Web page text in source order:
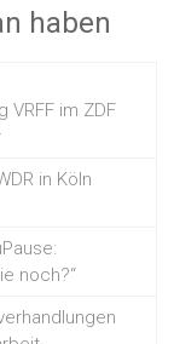
haben
VRFF im ZDF
in Köln
noch?“